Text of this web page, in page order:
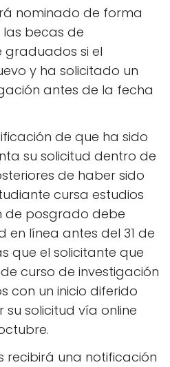
nominado de forma
becas de
graduados si el
y ha solicitado un
antes de la fecha
de que ha sido
su solicitud dentro de
de haber sido
cursa estudios
de posgrado debe
en línea antes del 31 de
que el solicitante que
curso de investigación
con un inicio diferido
solicitud vía online
recibirá una notificación